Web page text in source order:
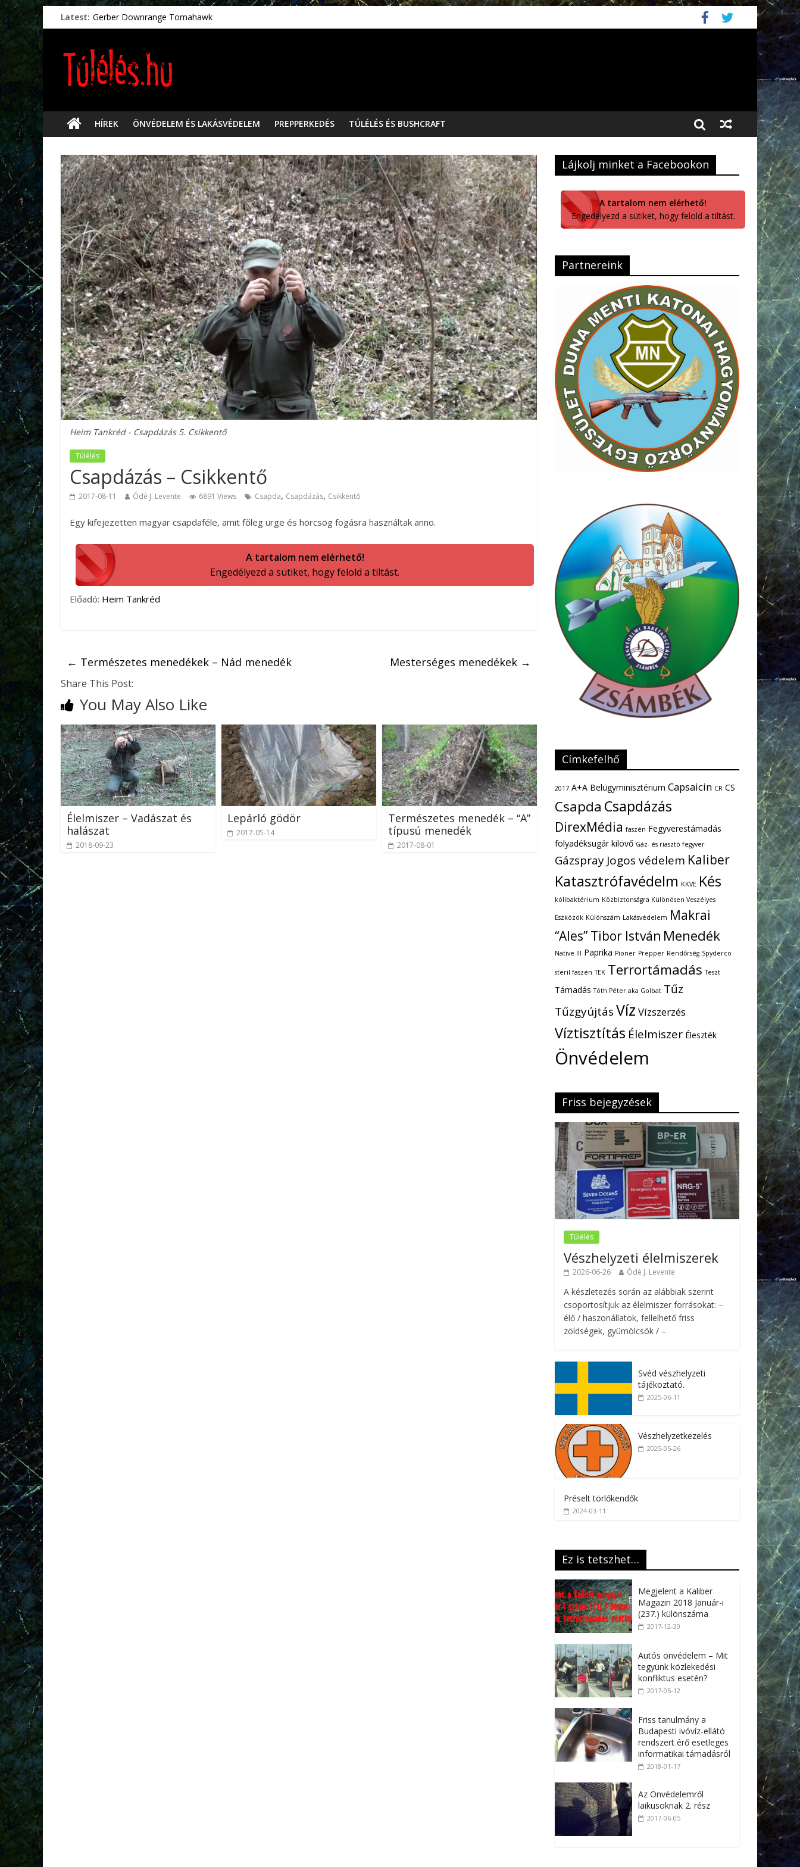
Latest: Gerber Downrange Tomahawk
Vészhelyzeti élelmiszerek
Vészhelyzetkezelés
Préselt törlőkendők
HÍREK ÖNVÉDELEM ÉS LAKÁSVÉDELEM PREPPERKEDÉS TÚLÉLÉS ÉS BUSHCRAFT
Heim Tankréd - Csapdázás 5. Csikkentő
Túlélés
Csapdázás – Csikkentő
2017-08-11 Ódé J. Levente 6891 Views Csapda, Csapdázás, Csikkentő
Egy kifejezetten magyar csapdaféle, amit főleg ürge és hörcsög fogásra használtak anno.
A tartalom nem elérhető!
Engedélyezd a sütiket, hogy felold a tiltást.
Előadó: Heim Tankréd
← Természetes menedékek – Nád menedék Mesterséges menedékek →
Share This Post:
You May Also Like
Élelmiszer – Vadászat és
halászat
2018-09-23
Lepárló gödör
2017-05-14
Természetes menedék – “A”
típusú menedék
2017-08-01
Lájkolj minket a Facebookon
A tartalom nem elérhető!
Engedélyezd a sütiket, hogy felold a tiltást.
Partnereink
Címkefelhő
2017 A+A Belügyminisztérium Capsaicin CR CS
Csapda Csapdázás
DirexMédia faszén Fegyverestámadás
folyadéksugár kilövő Gáz- és riasztó fegyver
Gázspray Jogos védelem Kaliber
Katasztrófavédelm KKVE Kés
kólibaktérium Közbiztonságra Különösen Veszélyes
Eszközök Különszám Lakásvédelem Makrai
“Ales” Tibor István Menedék
Native III Paprika Pioner Prepper Rendőrség Spyderco
steril faszén TEK Terrortámadás Teszt
Támadás Tóth Péter aka Golbat Tűz
TűzgyújtásVíz Vízszerzés
Víztisztítás Élelmiszer Éleszték
Önvédelem
Friss bejegyzések
Túlélés
Vészhelyzeti élelmiszerek
2026-06-26 Ódé J. Levente
A készletezés során az alábbiak szerint
csoportosítjuk az élelmiszer forrásokat: –
élő / haszonállatok, fellelhető friss
zöldségek, gyümölcsök / –
Svéd vészhelyzeti
tájékoztató.
2025-06-11
Vészhelyzetkezelés
2025-05-26
Préselt törlőkendők
2024-03-11
Ez is tetszhet…
Megjelent a Kaliber
Magazin 2018 Január-i
(237.) különszáma
2017-12-30
Autós önvédelem – Mit
tegyünk közlekedési
konfliktus esetén?
2017-05-12
Friss tanulmány a
Budapesti ivóvíz-ellátó
rendszert érő esetleges
informatikai támadásról
2018-01-17
Az Önvédelemről
laikusoknak 2. rész
2017-06-05